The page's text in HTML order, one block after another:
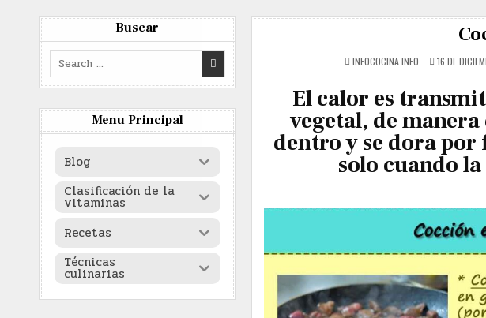
content
infococina
Buscar
Search
for:
Menu Principal
Blog
Clasificación de la
vitaminas
Recetas
Técnicas
culinarias
INFOCOCINA.INFO 16 DE
El calor es
vegetal, de
dentro y se dora
solo cuando